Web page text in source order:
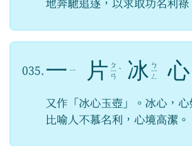
地奔馳追逐，以求取功名利祿
035. 一 ㄧ 片 ㄆ
ㄧ
ㄢ
ˋ 冰 ㄅ
ㄧ
ㄥ 心
又作「冰心玉壺」。冰心，心
比喻人不慕名利，心境高潔。